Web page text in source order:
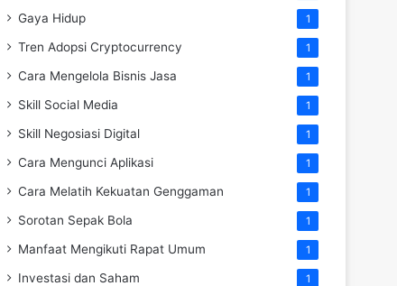
Gaya Hidup 1
Tren Adopsi Cryptocurrency 1
Cara Mengelola Bisnis Jasa 1
Skill Social Media 1
Skill Negosiasi Digital 1
Cara Mengunci Aplikasi 1
Cara Melatih Kekuatan Genggaman 1
Sorotan Sepak Bola 1
Manfaat Mengikuti Rapat Umum 1
Investasi dan Saham 1